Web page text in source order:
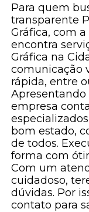
Para quem
transparente
Gráfica, com
encontra
Gráfica na
comunicação
rápida, entre
Apresentando
empresa
bom estado,
de todos.
forma com
Com um
cuidadoso,
dúvidas. Por
contato para